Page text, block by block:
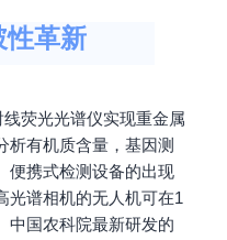
性革新
荧光光谱仪实现重金属
析有机质含量，基因测
便携式检测设备的出现
光谱相机的无人机可在1
中国农科院最新研发的